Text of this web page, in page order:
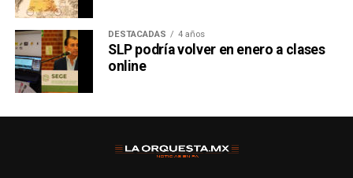
DESTACADAS 4 años
SLP podría volver en enero a clases
online